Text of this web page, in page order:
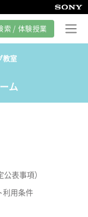
索 / 体験授業
教室
ム
表事項）
利用条件